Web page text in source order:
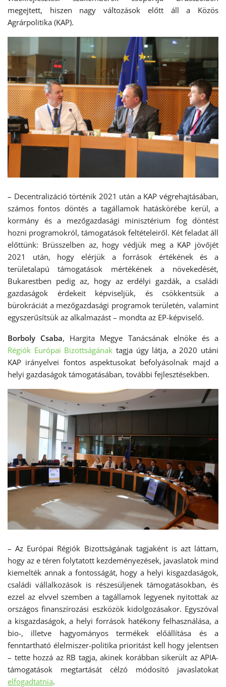
megejtett, hiszen nagy változások előtt áll a Közös
Agrárpolitika (KAP).
– Decentralizáció történik 2021 után a KAP végrehajtásában,
számos fontos döntés a tagállamok hatáskörébe kerül, a
kormány és a mezőgazdasági minisztérium fog döntést
hozni programokról, támogatások feltételeiről. Két feladat áll
előttünk: Brüsszelben az, hogy védjük meg a KAP jövőjét
2021 után, hogy elérjük a források értékének és a
területalapú támogatások mértékének a növekedését,
Bukarestben pedig az, hogy az erdélyi gazdák, a családi
gazdaságok érdekeit képviseljük, és csökkentsük a
bürokráciát a mezőgazdasági programok területén, valamint
egyszerűsítsük az alkalmazást – mondta az EP-képviselő.
Borboly Csaba, Hargita Megye Tanácsának elnöke és a
Régiók Európai Bizottságának tagja úgy látja, a 2020 utáni
KAP irányelvei fontos aspektusokat befolyásolnak majd a
helyi gazdaságok támogatásában, további fejlesztésekben.
– Az Európai Régiók Bizottságának tagjaként is azt láttam,
hogy az e téren folytatott kezdeményezések, javaslatok mind
kiemelték annak a fontosságát, hogy a helyi kisgazdaságok,
családi vállalkozások is részesüljenek támogatásokban, és
ezzel az elvvel szemben a tagállamok legyenek nyitottak az
országos finanszírozási eszközök kidolgozásakor. Egyszóval
a kisgazdaságok, a helyi források hatékony felhasználása, a
bio-, illetve hagyományos termékek előállítása és a
fenntartható élelmiszer-politika prioritást kell hogy jelentsen
– tette hozzá az RB tagja, akinek korábban sikerült az APIA-
támogatások megtartását célzó módosító javaslatokat
elfogadtatnia.